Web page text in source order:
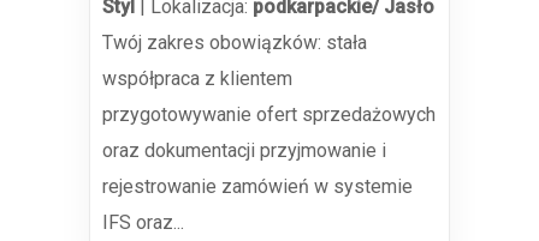
Styl Lokalizacja: podkarpackie/ Jasło
Twój zakres obowiązków: stała
współpraca z klientem
przygotowywanie ofert sprzedażowych
oraz dokumentacji przyjmowanie i
rejestrowanie zamówień w systemie
IFS oraz...